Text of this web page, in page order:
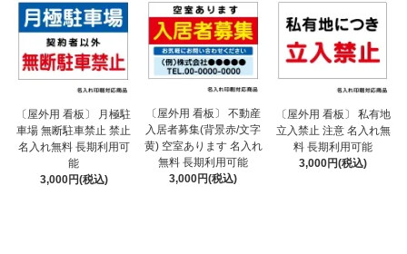
〔屋外用 看板〕 月極駐
車場 無断駐車禁止 禁止
名入れ無料 長期利用可
能
3,000円(税込)
〔屋外用 看板〕 不動産
入居者募集(背景赤/文字
黄) 空室あります 名入れ
無料 長期利用可能
3,000円(税込)
〔屋外用 看板〕 私有地
立入禁止 注意 名入れ無
料 長期利用可能
3,000円(税込)